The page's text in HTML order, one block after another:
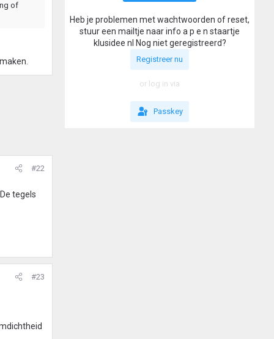
of
#22
tegels
#23
Heb je problemen met wachtwoorden of reset,
stuur een mailtje naar info a p e n staartje
klusidee nl Nog niet geregistreerd?
Registreer nu
or log in via
Passkey